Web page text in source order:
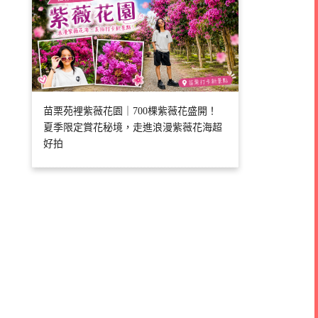
苗栗苑裡紫薇花園｜700棵紫薇花盛開！
夏季限定賞花秘境，走進浪漫紫薇花海超
好拍